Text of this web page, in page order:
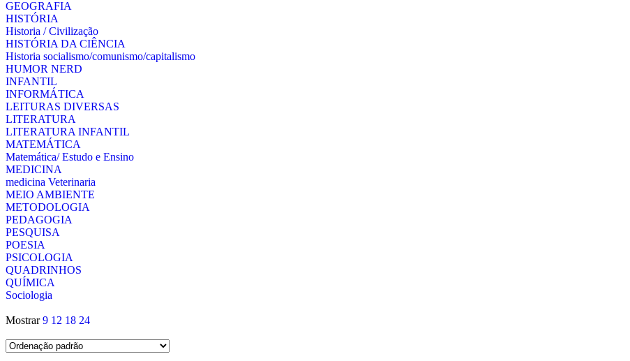
GEOGRAFIA
HISTÓRIA
Historia / Civilização
HISTÓRIA DA CIÊNCIA
Historia socialismo/comunismo/capitalismo
HUMOR NERD
INFANTIL
INFORMÁTICA
LEITURAS DIVERSAS
LITERATURA
LITERATURA INFANTIL
MATEMÁTICA
Matemática/ Estudo e Ensino
MEDICINA
medicina Veterinaria
MEIO AMBIENTE
METODOLOGIA
PEDAGOGIA
PESQUISA
POESIA
PSICOLOGIA
QUADRINHOS
QUÍMICA
Sociologia
Mostrar9 12 18 24